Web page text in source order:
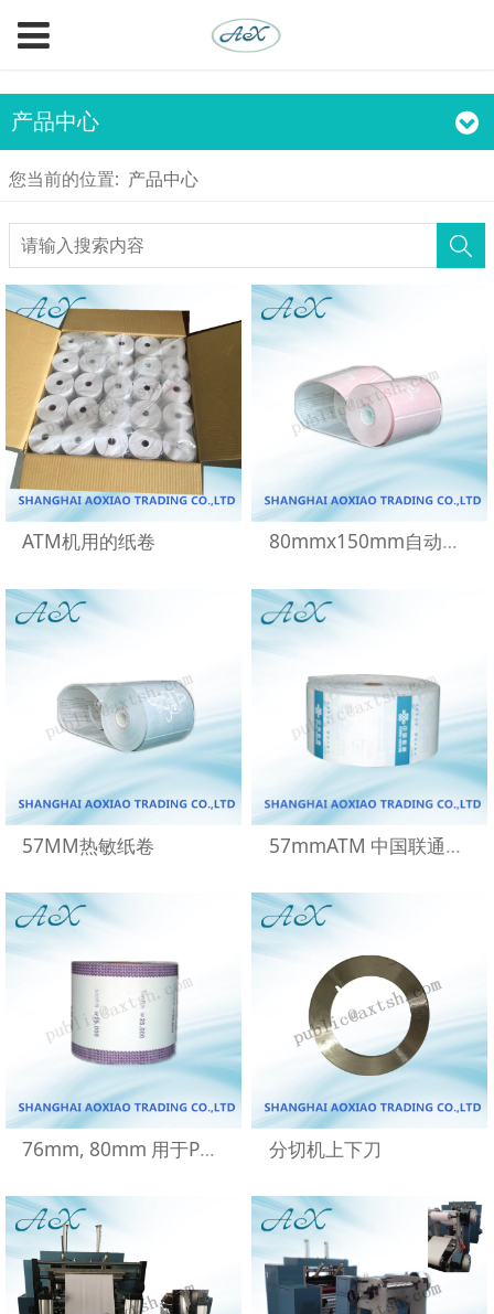
产品中心
您当前的位置: 产品中心
ATM机用的纸卷 80mmx150mm自动收银机收银纸
57MM热敏纸卷 57mmATM 中国联通取号机纸卷
76mm, 80mm 用于POS 机热敏纸卷 分切机上下刀